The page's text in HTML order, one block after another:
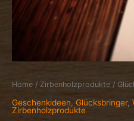
Home / Zirbenholzprodukte /
Geschenkideen, Glücksbringer,
Zirbenholzprodukte